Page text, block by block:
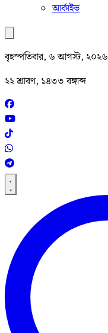
আর্কাইভ
বৃহস্পতিবার, ৬ আগস্ট, ২০২৬
২২ শ্রাবণ, ১৪৩৩ বঙ্গাব্দ